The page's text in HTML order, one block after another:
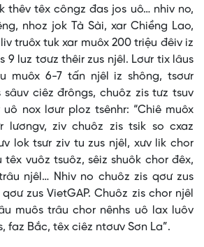
thêv têx côngz đas jos uô… nhiv no,
nhoz jok Tà Sài, xar Chiềng Lao,
truôx tuk xar muôx 200 triệu đêiv iz
9 luz tơưz thêir zus njêl. Lơưr tix lâus
muôx 6-7 tấn njêl iz shông, tsơưr
sâuv ciêz đrôngs, chuôz zis tưz tsuv
nox lơưr ploz tsênhr: “Chiê muôx
lươngv, ziv chuôz zis tsik so cxaz
lok tsưr ziv tu zus njêl, xưv lik chor
têx vuôz tsuôz, sêiz shuôk chor đêx,
njêl… Nhiv no chuôz zis qơư zus
zus VietGAP. Chuôz zis chor njêl
muôs trâu chor nênhs uô lax luôv
faz Bắc, têx ciêz ntơưv Sơn La”.